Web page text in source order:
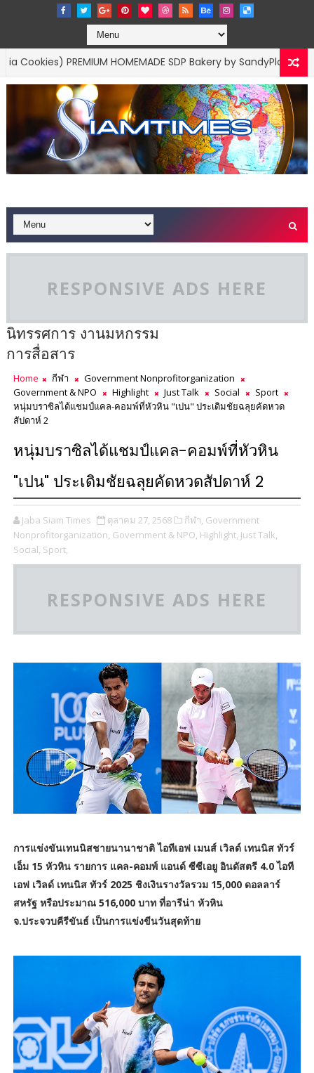
HOMEMADE SDP Bakery by SandyPloi BUSINESS
RESPONSIVE ADS HERE
นิทรรศการ งานมหกรรม
การสื่อสาร
Home กีฬา
Government Nonprofitorganization
Government & NPO
Highlight Just Talk Social
Sport
หนุ่มบราซิลได้แชมป์แคล-คอมพ์ที่หัวหิน "เปน" ประเดิมชัยฉลุยคัดหวด
สัปดาห์ 2
หนุ่มบราซิลได้แชมป์แคล-คอมพ์ที่หัวหิน
"เปน" ประเดิมชัยฉลุยคัดหวดสัปดาห์ 2
Jaba Siam Times ตุลาคม 27, 2568 กีฬา, Government
Nonprofitorganization, Government & NPO, Highlight, Just Talk,
Social, Sport,
RESPONSIVE ADS HERE
การแข่งขันเทนนิสชายนานาชาติ ไอทีเอฟ เมนส์ เวิลด์ เทนนิส ทัวร์
เอ็ม 15 หัวหิน รายการ แคล-คอมพ์ แอนด์ ซีซีเอยู อินดัสตรี 4.0 ไอที
เอฟ เวิลด์ เทนนิส ทัวร์ 2025 ชิงเงินรางวัลรวม 15,000 ดอลลาร์
สหรัฐ หรือประมาณ 516,000 บาท ที่อารีน่า หัวหิน
จ.ประจวบคีรีขันธ์ เป็นการแข่งขีนวันสุดท้าย